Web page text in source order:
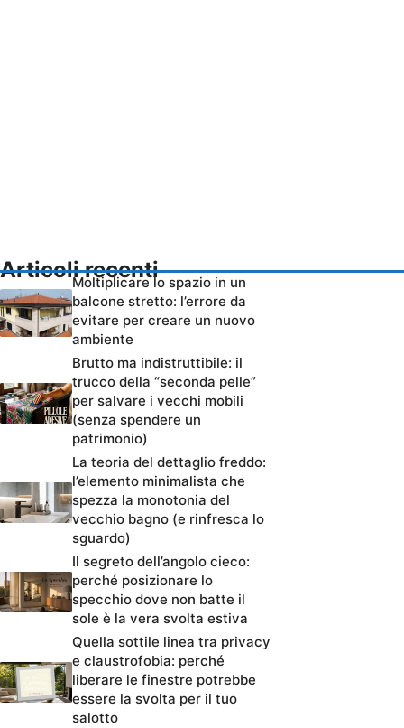
Articoli recenti
Moltiplicare lo spazio in un
balcone stretto: l’errore da
evitare per creare un nuovo
ambiente
Brutto ma indistruttibile: il
trucco della “seconda pelle”
per salvare i vecchi mobili
(senza spendere un
patrimonio)
La teoria del dettaglio freddo:
l’elemento minimalista che
spezza la monotonia del
vecchio bagno (e rinfresca lo
sguardo)
Il segreto dell’angolo cieco:
perché posizionare lo
specchio dove non batte il
sole è la vera svolta estiva
Quella sottile linea tra privacy
e claustrofobia: perché
liberare le finestre potrebbe
essere la svolta per il tuo
salotto